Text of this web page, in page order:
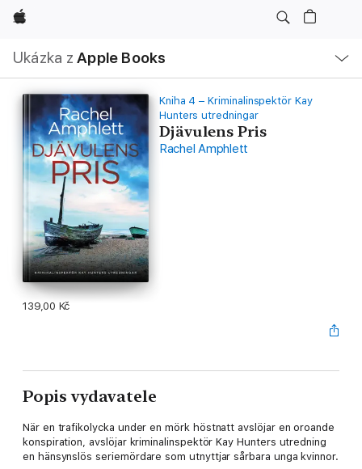
Apple
Ukázka z Apple Books
navigace –
otevřít
nabídku
Kniha 4 – Kriminalinspektör Kay
Hunters utredningar
Djävulens Pris
Rachel Amphlett
139,00 Kč
Popis vydavatele
När en trafikolycka under en mörk höstnatt avslöjar en oroande
konspiration, avslöjar kriminalinspektör Kay Hunters utredning
en hänsynslös seriemördare som utnyttjar sårbara unga kvinnor.